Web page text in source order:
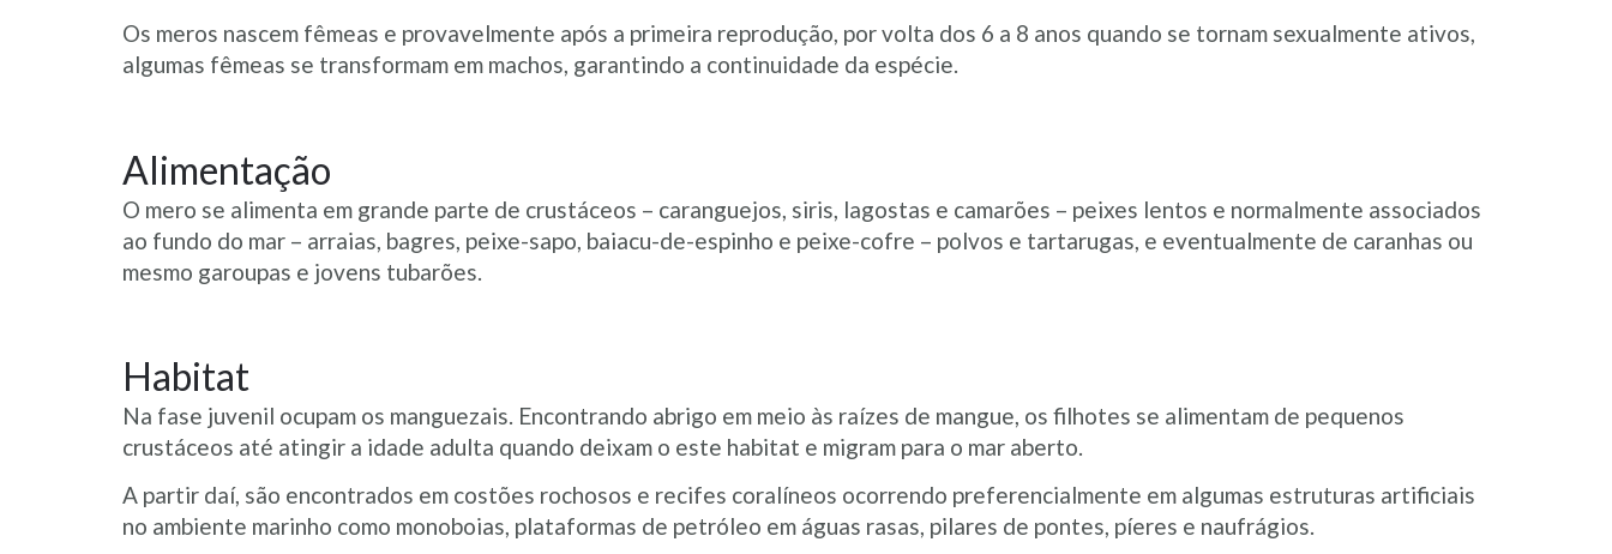
Os meros nascem fêmeas e provavelmente após a primeira reprodução, por volta dos 6 a 8 anos quando se tornam sexualmente ativos,
algumas fêmeas se transformam em machos, garantindo a continuidade da espécie.
Alimentação
O mero se alimenta em grande parte de crustáceos – caranguejos, siris, lagostas e camarões – peixes lentos e normalmente associados
ao fundo do mar – arraias, bagres, peixe-sapo, baiacu-de-espinho e peixe-cofre – polvos e tartarugas, e eventualmente de caranhas ou
mesmo garoupas e jovens tubarões.
Habitat
Na fase juvenil ocupam os manguezais. Encontrando abrigo em meio às raízes de mangue, os filhotes se alimentam de pequenos
crustáceos até atingir a idade adulta quando deixam o este habitat e migram para o mar aberto.
A partir daí, são encontrados em costões rochosos e recifes coralíneos ocorrendo preferencialmente em algumas estruturas artificiais
no ambiente marinho como monoboias, plataformas de petróleo em águas rasas, pilares de pontes, píeres e naufrágios.